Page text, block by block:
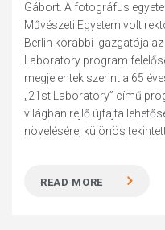
Gábort. A fotográfus
Művészeti Egyetem volt
Berlin korábbi igazgatója
Laboratory program
megjelentek szerint a 65
„21st Laboratory” című
világban rejlő újfajta
növelésére, különös
READ MORE